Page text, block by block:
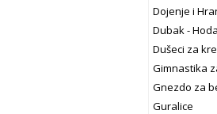
Dojenje i
Dubak -
Dušeci za
Gimnastika
Gnezdo za
Guralice